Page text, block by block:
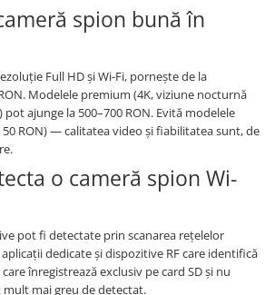
spion bună în
Full HD și Wi-Fi, pornește de la
Modelele premium (4K, viziune nocturnă
ajunge la 500–700 RON. Evită modelele
RON) — calitatea video și fiabilitatea sunt, de
o cameră spion Wi-
pot fi detectate prin scanarea rețelelor
dedicate și dispozitive RF care identifică
înregistrează exclusiv pe card SD și nu
mai greu de detectat.